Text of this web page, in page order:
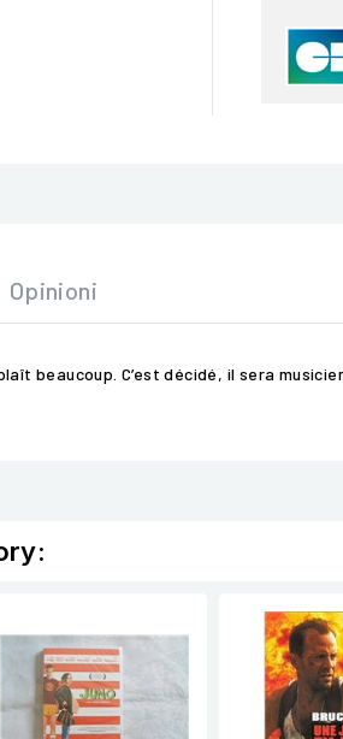
Opinioni
beaucoup. C’est décidé, il sera